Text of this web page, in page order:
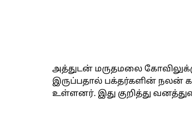
அத்துடன் மருதமலை
இருப்பதால் பக்தர்களின் நலன்
உள்ளனர். இது குறித்து